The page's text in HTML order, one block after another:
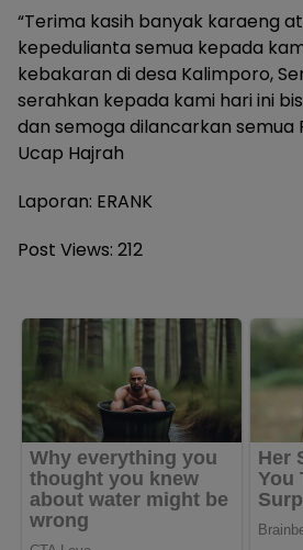
“Terima kasih banyak karaeng
kepedulianta semua kepada
kebakaran di desa Kalimporo,
serahkan kepada kami hari ini
dan semoga dilancarkan semua
Ucap Hajrah
Laporan: ERANK
Post Views: 212